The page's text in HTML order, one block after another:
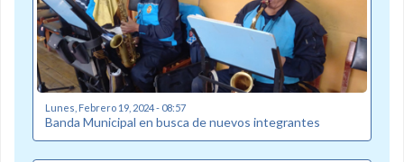
Lunes, Febrero 19, 2024 - 08:57
Banda Municipal en busca de nuevos integrantes